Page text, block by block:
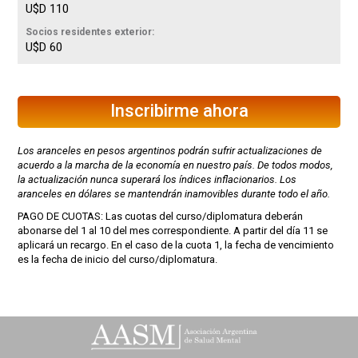
U$D 110
Socios residentes exterior:
U$D 60
Inscribirme ahora
Los aranceles en pesos argentinos podrán sufrir actualizaciones de
acuerdo a la marcha de la economía en nuestro país. De todos modos,
la actualización nunca superará los índices inflacionarios. Los
aranceles en dólares se mantendrán inamovibles durante todo el año.
PAGO DE CUOTAS: Las cuotas del curso/diplomatura deberán
abonarse del 1 al 10 del mes correspondiente. A partir del día 11 se
aplicará un recargo. En el caso de la cuota 1, la fecha de vencimiento
es la fecha de inicio del curso/diplomatura.